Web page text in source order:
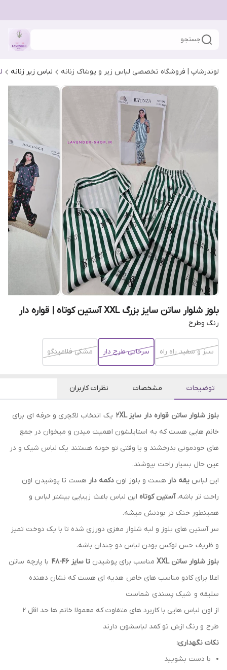
جستجو
لوندرشاپ | فروشگاه تخصصی لباس زیر و پوشاک زنانه لباس زیر زنانه
بلوز شلوار ساتن سایز بزرگ XXL آستین کوتاه | قواره دار
رنگ وطرح
سبز و سفید راه راه سرخابی طرح دار مشکی فلامینگو
توضیحات مشخصات نظرات کاربران
بلوز شلوار ساتن قواره دار سایز 2XL
یک انتخاب لاکچری و حرفه ای برای
خانم هایی هست که به استایلشون اهمیت میدن و میخوان در جمع
های خودمونی بدرخشند و یا وقتی تو خونه هستند یک لباس شیک و در
عین حال بسیار راحت بپوشند.
این لباس یقه دار هست و بلوز اون دکمه دار هست تا پوشیدن اون
راحت تر باشه،آستین کوتاه این لباس باعث زیبایی بیشتر لباس و
همینطور خنک تر بودنش میشه.
سر آستین های بلوز و لبه شلوار مغزی دورزی شده تا با یک دوخت تمیز
و ظریف حس لوکس بودن لباس دو چندان باشه.
بلوز شلوار ساتن XXL
مناسب برای پوشیدن تا سایز 46-48
با پارچه ساتن
اعلا برای کادو مناسب های خاص هدیه ای هست که نشان دهنده
سلیقه و شیک پسندی شماست
از اون لباس هایی با کاربرد های متفاوت که معمولا خانم ها حد اقل 2
طرح و رنگ ازش تو کمد لباسشون دارند
نکات نگهداری:
با دست بشویید